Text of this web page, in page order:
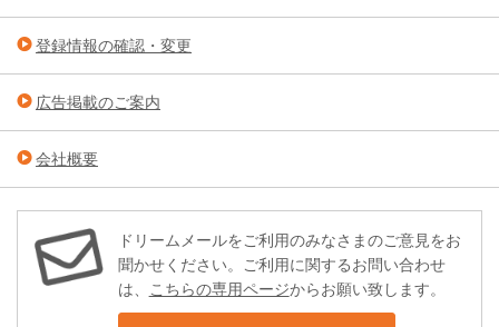
登録情報の確認・変更
広告掲載のご案内
会社概要
ドリームメールをご利用のみなさまのご意見をお
聞かせください。ご利用に関するお問い合わせ
は、 こちらの専用ページからお願い致します。